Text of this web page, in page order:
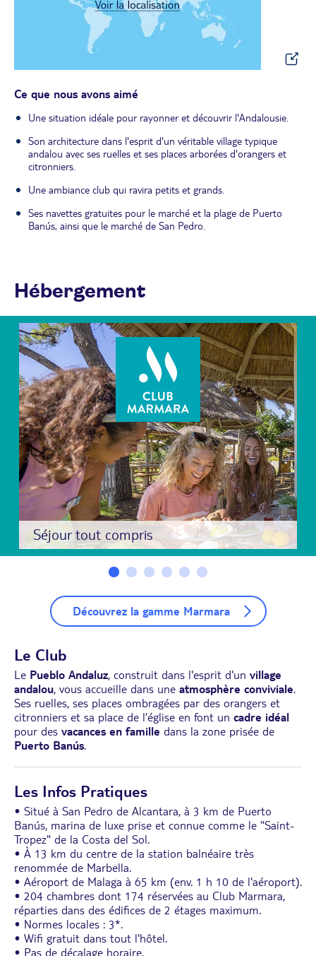
Ce que nous avons aimé
Une situation idéale pour rayonner et découvrir l'Andalousie.
Son architecture dans l'esprit d'un véritable village typique
andalou avec ses ruelles et ses places arborées d'orangers et
citronniers.
Une ambiance club qui ravira petits et grands.
Ses navettes gratuites pour le marché et la plage de Puerto
Banús, ainsi que le marché de San Pedro.
Hébergement
Séjour tout compris
Découvrez la gamme Marmara
Le Club
Le Pueblo Andaluz, construit dans l'esprit d'un village
andalou, vous accueille dans une atmosphère conviviale.
Ses ruelles, ses places ombragées par des orangers et
citronniers et sa place de l’église en font un cadre idéal
pour des vacances en famille dans la zone prisée de
Puerto Banús.
Les Infos Pratiques
• Situé à San Pedro de Alcantara, à 3 km de Puerto
Banús, marina de luxe prise et connue comme le "Saint-
Tropez" de la Costa del Sol.
• À 13 km du centre de la station balnéaire très
renommée de Marbella.
• Aéroport de Malaga à 65 km (env. 1 h 10 de l'aéroport).
• 204 chambres dont 174 réservées au Club Marmara,
réparties dans des édifices de 2 étages maximum.
• Normes locales : 3*.
• Wifi gratuit dans tout l'hôtel.
• Pas de décalage horaire.